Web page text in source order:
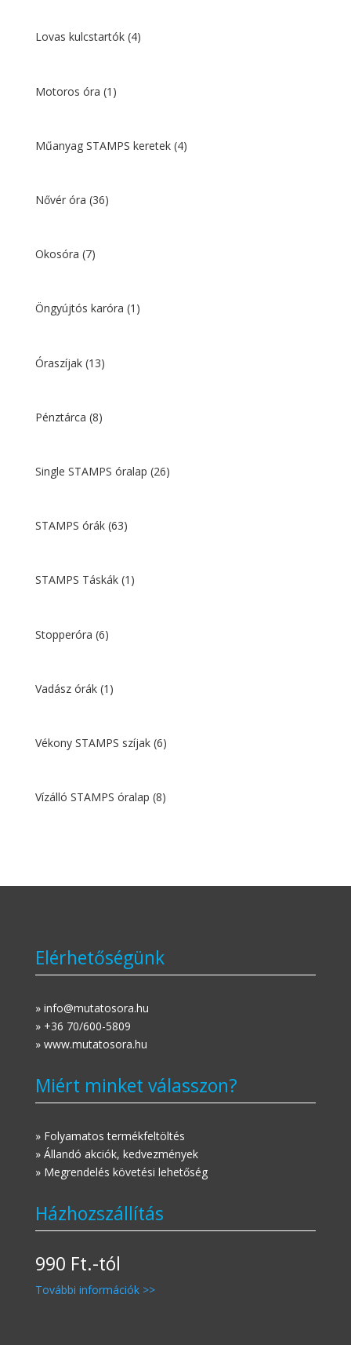
Lovas kulcstartók (4)
Motoros óra (1)
Műanyag STAMPS keretek (4)
Nővér óra (36)
Okosóra (7)
Öngyújtós karóra (1)
Óraszíjak (13)
Pénztárca (8)
Single STAMPS óralap (26)
STAMPS órák (63)
STAMPS Táskák (1)
Stopperóra (6)
Vadász órák (1)
Vékony STAMPS szíjak (6)
Vízálló STAMPS óralap (8)
Elérhetőségünk
» info@mutatosora.hu
» +36 70/600-5809
» www.mutatosora.hu
Miért minket válasszon?
» Folyamatos termékfeltöltés
» Állandó akciók, kedvezmények
» Megrendelés követési lehetőség
Házhozszállítás
990 Ft.-tól
További információk >>